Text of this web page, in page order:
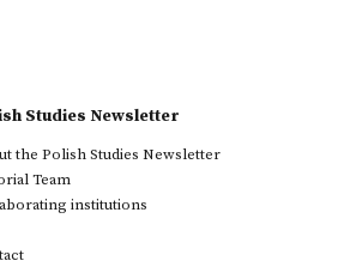
Studies Newsletter
the Polish Studies Newsletter
Team
institutions